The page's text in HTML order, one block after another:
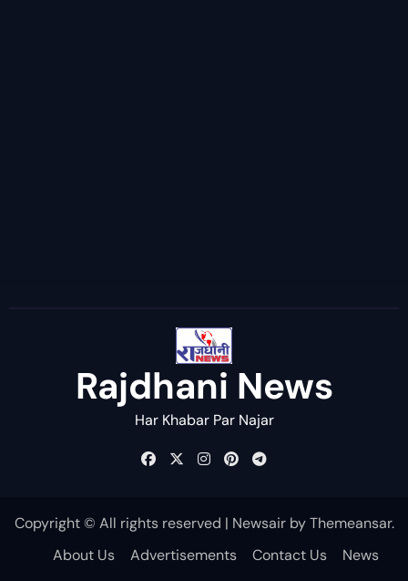
Rajdhani News
Har Khabar Par Najar
Copyright © All rights reserved | NewsairbyThemeansar.
About Us
Advertisements Contact Us News